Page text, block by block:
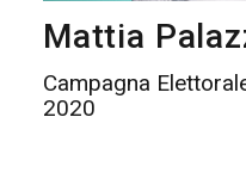
Mattia
Campagna
2020